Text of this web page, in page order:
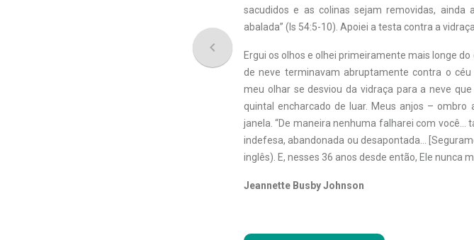
navigate_before
sacudidos e as colinas sejam removidas,
abalada” (Is 54:5-10). Apoiei a testa contra a
Ergui os olhos e olhei primeiramente mais longe
de neve terminavam abruptamente contra o
meu olhar se desviou da vidraça para a neve
quintal encharcado de luar. Meus anjos –
janela. “De maneira nenhuma falharei com você…
indefesa, abandonada ou desapontada…
inglês). E, nesses 36 anos desde então, Ele nunca
Jeannette Busby Johnson